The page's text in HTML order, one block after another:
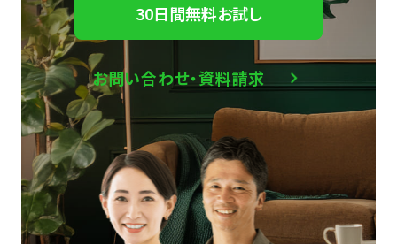
30日間無料お試し
お問い合わせ・資料請求